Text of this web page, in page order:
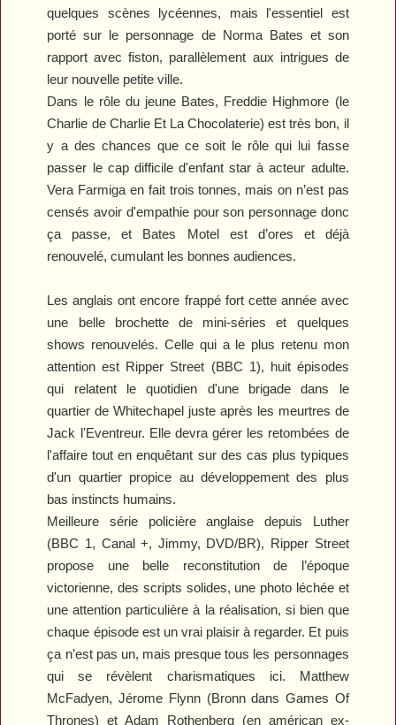
quelques scènes lycéennes, mais l'essentiel est
porté sur le personnage de Norma Bates et son
rapport avec fiston, parallèlement aux intrigues de
leur nouvelle petite ville.
Dans le rôle du jeune Bates, Freddie Highmore (le
Charlie de Charlie Et La Chocolaterie) est très bon, il
y a des chances que ce soit le rôle qui lui fasse
passer le cap difficile d'enfant star à acteur adulte.
Vera Farmiga en fait trois tonnes, mais on n’est pas
censés avoir d'empathie pour son personnage donc
ça passe, et Bates Motelest d’ores et déjà
renouvelé, cumulant les bonnes audiences.
Les anglais ont encore frappé fort cette année avec
une belle brochette de mini-séries et quelques
shows renouvelés. Celle qui a le plus retenu mon
attention est Ripper Street (BBC 1), huit épisodes
qui relatent le quotidien d'une brigade dans le
quartier de Whitechapel juste après les meurtres de
Jack l'Eventreur. Elle devra gérer les retombées de
l'affaire tout en enquêtant sur des cas plus typiques
d'un quartier propice au développement des plus
bas instincts humains.
Meilleure série policière anglaise depuis Luther
(BBC 1, Canal +, Jimmy, DVD/BR), Ripper Street
propose une belle reconstitution de l’époque
victorienne, des scripts solides, une photo léchée et
une attention particulière à la réalisation, si bien que
chaque épisode est un vrai plaisir à regarder. Et puis
ça n’est pas un, mais presque tous les personnages
qui se révèlent charismatiques ici. Matthew
McFadyen, Jérome Flynn (Bronn dans Games Of
Thrones) et Adam Rothenberg (en américan ex-